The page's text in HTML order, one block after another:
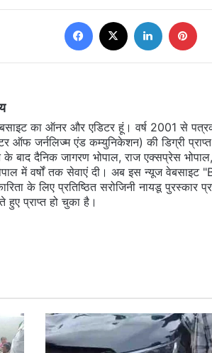
Facebook LinkedIn
का ऑनर और एडिटर हूं। वर्ष 2001 से
ऑफ जर्नलिज्म एंड कम्युनिकेशन) की डिग्री
दैनिक जागरण भोपाल, राज एक्सप्रेस
में वर्षों तक सेवाएं दी। अब इस न्यूज
के लिए प्रतिष्ठित सरोजिनी नायडू पुरस्कार
हुए प्राप्त हो चुका है।